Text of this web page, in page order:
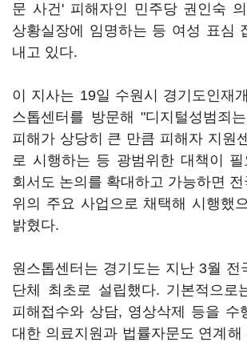
문 사건' 피해자인 민주당 권인숙
상황실장에 임명하는 등 여성 표심
내고 있다.
이 지사는 19일 수원시 경기도인재
스톱센터를 방문해 "디지털성범죄
피해가 상당히 큰 만큼 피해자 지원
로 시행하는 등 광범위한 대책이 필
회서도 논의를 확대하고 가능하면
위의 주요 사업으로 채택해 시행했
밝혔다.
원스톱센터는 경기도는 지난 3월 전
단체 최초로 설립했다. 기본적으로
피해접수와 상담, 영상삭제 등을 수
대한 의료지원과 법률자문도 연계해